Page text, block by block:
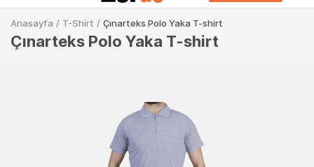
Anasayfa / T-Shirt / Çınarteks Polo Yaka T-shirt
Çınarteks Polo Yaka T-shirt